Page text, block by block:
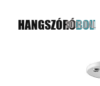
HANGSZÓRÓBOLT
FŐOLDAL